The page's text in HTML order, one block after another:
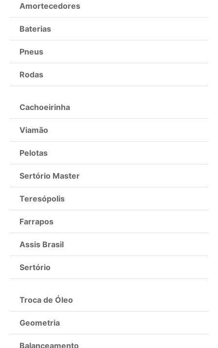
Amortecedores
Baterias
Pneus
Rodas
Cachoeirinha
Viamão
Pelotas
Sertório Master
Teresópolis
Farrapos
Assis Brasil
Sertório
Troca de Óleo
Geometria
Balanceamento